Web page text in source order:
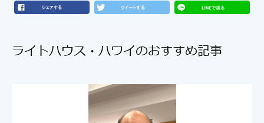
ライトハウス・ハワイのおすすめ記事